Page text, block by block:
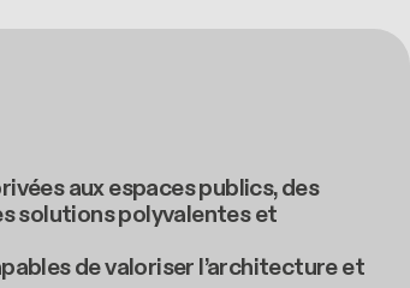
aux espaces publics, des
solutions polyvalentes et
de valoriser l’architecture et